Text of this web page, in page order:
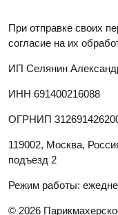
При отправке своих
согласие на их
ИП Селянин
ИНН 691400216088
ОГРНИП
119002, Москва,
подъезд 2
Режим работы:
© 2026